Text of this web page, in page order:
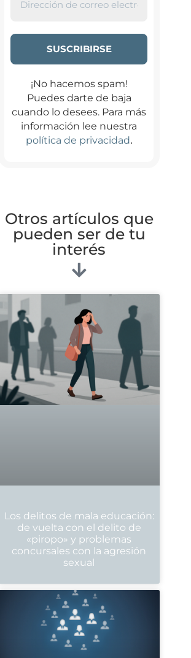
¡No hacemos spam!
Puedes darte de baja
cuando lo desees. Para más
información lee nuestra
política de privacidad.
Otros artículos que
pueden ser de tu
interés
Los delitos de mala educación:
de vuelta con el delito de
«piropo» y problemas
concursales con la agresión
sexual